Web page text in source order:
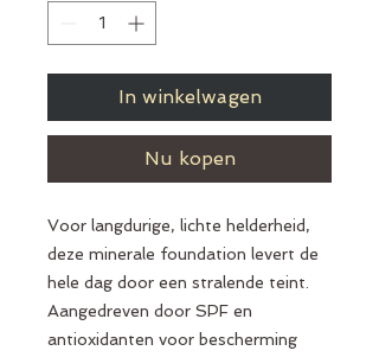
In winkelwagen
Nu kopen
Voor langdurige, lichte helderheid,
deze minerale foundation levert de
hele dag door een stralende teint.
Aangedreven door SPF en
antioxidanten voor bescherming